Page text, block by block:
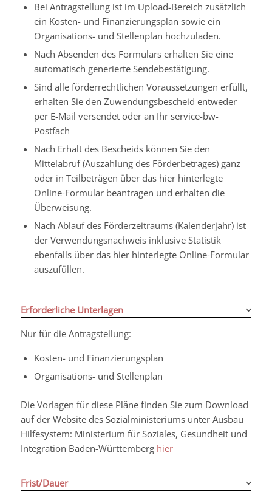
Bei Antragstellung ist im Upload-Bereich zusätzlich
ein Kosten- und Finanzierungsplan sowie ein
Organisations- und Stellenplan hochzuladen.
Nach Absenden des Formulars erhalten Sie eine
automatisch generierte Sendebestätigung.
Sind alle förderrechtlichen Voraussetzungen erfüllt,
erhalten Sie den Zuwendungsbescheid entweder
per E-Mail versendet oder an Ihr service-bw-
Postfach
Nach Erhalt des Bescheids können Sie den
Mittelabruf (Auszahlung des Förderbetrages) ganz
oder in Teilbeträgen über das hier hinterlegte
Online-Formular beantragen und erhalten die
Überweisung.
Nach Ablauf des Förderzeitraums (Kalenderjahr) ist
der Verwendungsnachweis inklusive Statistik
ebenfalls über das hier hinterlegte Online-Formular
auszufüllen.
Erforderliche Unterlagen
Nur für die Antragstellung:
Kosten- und Finanzierungsplan
Organisations- und Stellenplan
Die Vorlagen für diese Pläne finden Sie zum Download
auf der Website des Sozialministeriums unter Ausbau
Hilfesystem: Ministerium für Soziales, Gesundheit und
Integration Baden-Württemberghier
Frist/Dauer